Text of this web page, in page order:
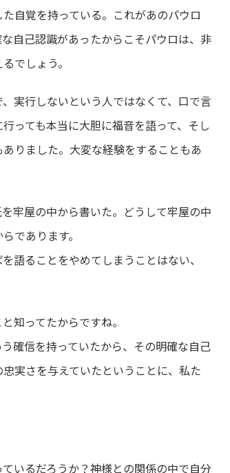
自覚を持っている。これがあのパウロ
自己認識があったからこそパウロは、非
でしょう。
実行しないという人ではなくて、口で言
っても本当に大胆に福音を語って、そし
りました。大変な経験をすることもあ
牢屋の中から書いた。どうして牢屋の中
であります。
語ることをやめてしまうことはない、
知ってたからですね。
確信を持っていたから、その明確な自己
実さを与えていたということに、私た
いるだろうか？神様との関係の中で自分